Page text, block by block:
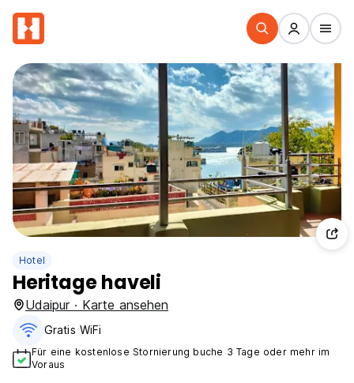
Hotel
Heritage haveli
Udaipur · Karte ansehen
Gratis WiFi
Für eine kostenlose Stornierung buche 3 Tage oder mehr im
Voraus